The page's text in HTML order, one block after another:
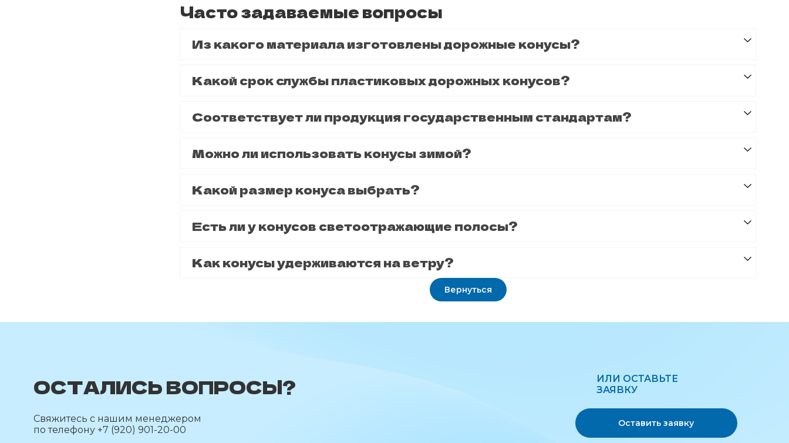
Часто задаваемые вопросы
Из какого материала изготовлены дорожные конусы?
Какой срок службы пластиковых дорожных конусов?
Соответствует ли продукция государственным стандартам?
Можно ли использовать конусы зимой?
Какой размер конуса выбрать?
Есть ли у конусов светоотражающие полосы?
Как конусы удерживаются на ветру?
Вернуться
ОСТАЛИСЬ ВОПРОСЫ?
Cвяжитесь с нашим менеджером
по телефону +7 (920) 901-20-00
ИЛИ ОСТАВЬТЕ
ЗАЯВКУ
Оставить заявку